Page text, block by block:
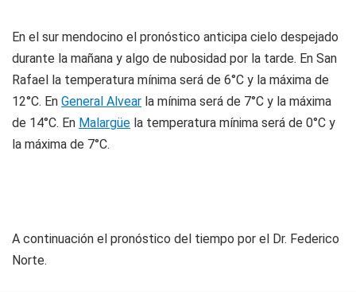
En el sur mendocino el pronóstico anticipa cielo despejado
durante la mañana y algo de nubosidad por la tarde. En San
Rafael la temperatura mínima será de 6°C y la máxima de
12°C. En General Alvear la mínima será de 7°C y la máxima
de 14°C. En Malargüe la temperatura mínima será de 0°C y
la máxima de 7°C.
A continuación el pronóstico del tiempo por el Dr. Federico
Norte.